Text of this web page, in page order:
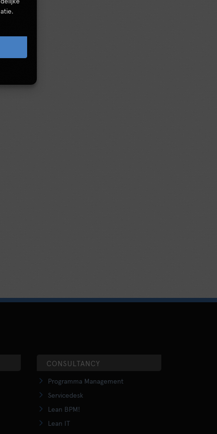
CONSULTANCY
Programma Management
Servicedesk
Lean BPM!
Lean IT